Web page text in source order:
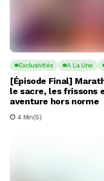
Exclusivités A La Une
[Épisode Final]
le sacre, les frissons
aventure hors norme
4 Min(s)